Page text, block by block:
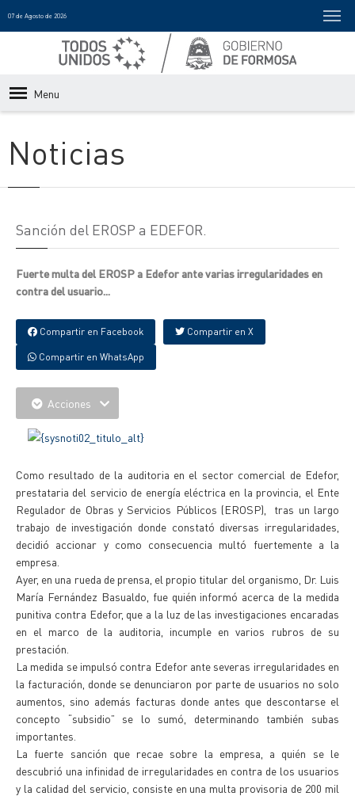
07 de Agosto de 2026
Menu
Noticias
Sanción del EROSP a EDEFOR.
Fuerte multa del EROSP a Edefor ante varias irregularidades en
contra del usuario...
Compartir en Facebook Compartir en X
Compartir en WhatsApp
Acciones
Como resultado de la auditoria en el sector comercial de Edefor,
prestataria del servicio de energía eléctrica en la provincia, el Ente
Regulador de Obras y Servicios Públicos (EROSP), tras un largo
trabajo de investigación donde constató diversas irregularidades,
decidió accionar y como consecuencia multó fuertemente a la
empresa.
Ayer, en una rueda de prensa, el propio titular del organismo, Dr. Luis
María Fernández Basualdo, fue quién informó acerca de la medida
punitiva contra Edefor, que a la luz de las investigaciones encaradas
en el marco de la auditoria, incumple en varios rubros de su
prestación.
La medida se impulsó contra Edefor ante severas irregularidades en
la facturación, donde se denunciaron por parte de usuarios no solo
aumentos, sino además facturas donde antes que descontarse el
concepto “subsidio” se lo sumó, determinando también subas
importantes.
La fuerte sanción que recae sobre la empresa, a quién se le
descubrió una infinidad de irregularidades en contra de los usuarios
y la calidad del servicio, consiste en una multa provisoria de 200 mil